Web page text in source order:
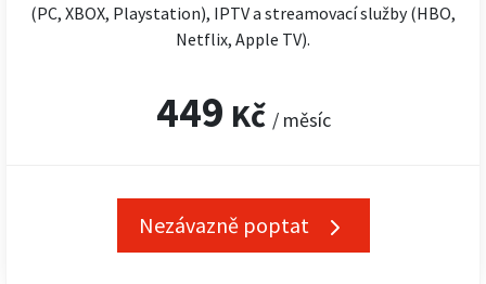
(PC, XBOX, Playstation), IPTV a streamovací služby (HBO,
Netflix, Apple TV).
449 Kč / měsíc
Nezávazně poptat